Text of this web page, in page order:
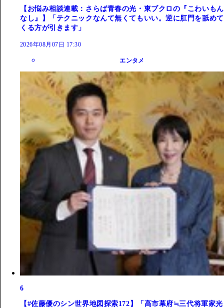
【お悩み相談連載：さらば青春の光・東ブクロの『こわいもん
なし』】「テクニックなんて無くてもいい。逆に肛門を舐めて
くる方が引きます」
2026年08月07日 17:30
エンタメ
6
【#佐藤優のシン世界地図探索172】「高市幕府≒三代将軍家光